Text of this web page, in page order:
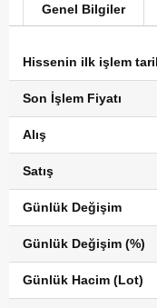
Genel Bilgiler
Hissenin ilk işlem
Son İşlem Fiyatı
Alış
Satış
Günlük Değişim
Günlük Değişim (%)
Günlük Hacim (Lot)